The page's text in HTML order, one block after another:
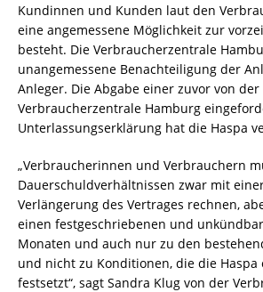
Kundinnen und Kunden laut den
eine angemessene Möglichkeit zur
besteht. Die Verbraucherzentrale
unangemessene Benachteiligung der
Anleger. Die Abgabe einer zuvor von der
Verbraucherzentrale Hamburg
Unterlassungserklärung hat die Haspa
„Verbraucherinnen und Verbrauchern
Dauerschuldverhältnissen zwar mit
Verlängerung des Vertrages rechnen,
einen festgeschriebenen und
Monaten und auch nur zu den
und nicht zu Konditionen, die die Haspa
festsetzt“, sagt Sandra Klug von der